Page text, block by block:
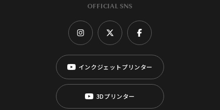
OFFICIAL SNS
インクジェットプリンター
3Dプリンター